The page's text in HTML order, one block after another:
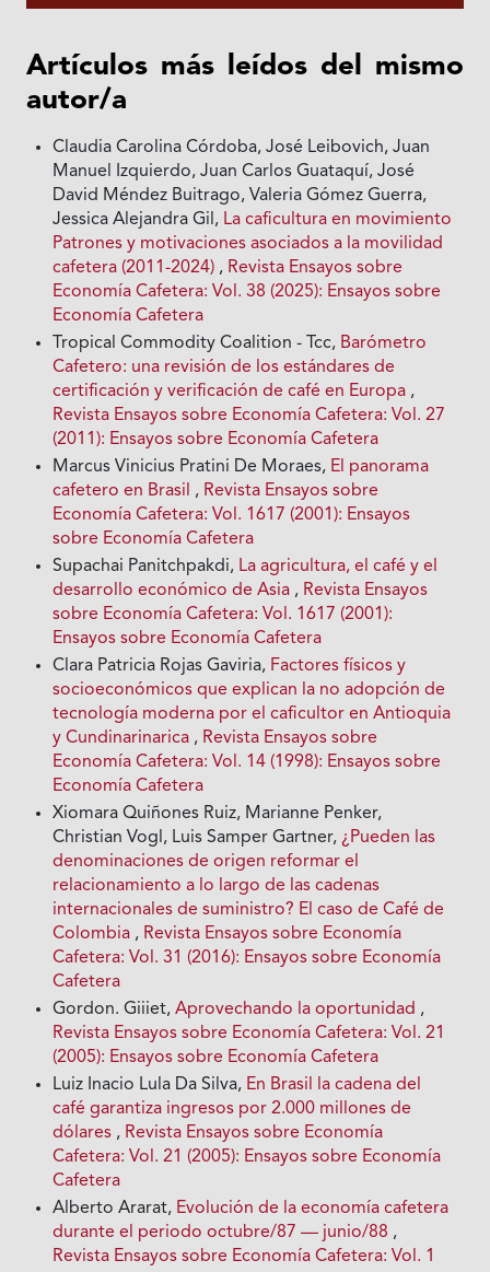
Artículos más leídos del mismo
autor/a
Claudia Carolina Córdoba, José Leibovich, Juan
Manuel Izquierdo, Juan Carlos Guataquí, José
David Méndez Buitrago, Valeria Gómez Guerra,
Jessica Alejandra Gil, La caficultura en movimiento
Patrones y motivaciones asociados a la movilidad
cafetera (2011-2024) , Revista Ensayos sobre
Economía Cafetera: Vol. 38 (2025): Ensayos sobre
Economía Cafetera
Tropical Commodity Coalition - Tcc, Barómetro
Cafetero: una revisión de los estándares de
certificación y verificación de café en Europa ,
Revista Ensayos sobre Economía Cafetera: Vol. 27
(2011): Ensayos sobre Economía Cafetera
Marcus Vinicius Pratini De Moraes, El panorama
cafetero en Brasil , Revista Ensayos sobre
Economía Cafetera: Vol. 1617 (2001): Ensayos
sobre Economía Cafetera
Supachai Panitchpakdi, La agricultura, el café y el
desarrollo económico de Asia , Revista Ensayos
sobre Economía Cafetera: Vol. 1617 (2001):
Ensayos sobre Economía Cafetera
Clara Patricia Rojas Gaviria, Factores físicos y
socioeconómicos que explican la no adopción de
tecnología moderna por el caficultor en Antioquia
y Cundinarinarica , Revista Ensayos sobre
Economía Cafetera: Vol. 14 (1998): Ensayos sobre
Economía Cafetera
Xiomara Quiñones Ruiz, Marianne Penker,
Christian Vogl, Luis Samper Gartner, ¿Pueden las
denominaciones de origen reformar el
relacionamiento a lo largo de las cadenas
internacionales de suministro? El caso de Café de
Colombia , Revista Ensayos sobre Economía
Cafetera: Vol. 31 (2016): Ensayos sobre Economía
Cafetera
Gordon. Giiiet,Aprovechando la oportunidad ,
Revista Ensayos sobre Economía Cafetera: Vol. 21
(2005): Ensayos sobre Economía Cafetera
Luiz Inacio Lula Da Silva, En Brasil la cadena del
café garantiza ingresos por 2.000 millones de
dólares , Revista Ensayos sobre Economía
Cafetera: Vol. 21 (2005): Ensayos sobre Economía
Cafetera
Alberto Ararat, Evolución de la economía cafetera
durante el periodo octubre/87 — junio/88 ,
Revista Ensayos sobre Economía Cafetera: Vol. 1